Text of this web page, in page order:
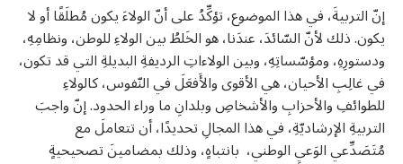
إنّ التربيةَ، في هذا الموضوع، تؤكِّدُ على أنّ الولاءَ يكون مُطلَقًا أو لا
يكون. ذلك لأنّ السّائدَ، عندَنا، هو الخَلطُ بين الولاءِ للوطن، ونظامِهِ،
ودستورِهِ، ومؤسّساتِهِ، وبين الولاءاتِ الرديفةِ البديلةِ التي قد تكون،
في غالِبِ الأحيان، هي الأقوى والأَفعَلَ في النّفوس، كالولاءِ
للطوائفِ والأحزابِ والأشخاصِ وبلدانِ ما وراء الحدود. إنّ واجبَ
التربيةِ الإرشاديّةِ، في هذا المجالِ تحديدًا، أن تتعاملَ مع
مُتَصَدِّعي الوَعيِ الوطني، بانتباهٍ، وذلك بمضامينَ تصحيحيةٍ